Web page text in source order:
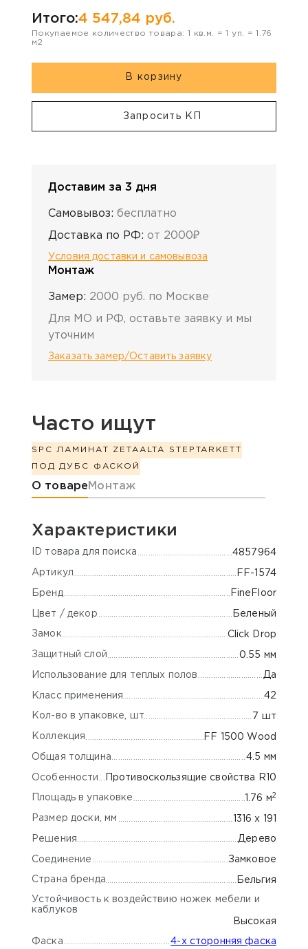
Итого:4 547,84 руб.
Покупаемое количество товара: 1 кв.м. =1 уп. =1.76
м2
В корзину
Запросить КП
Доставим за 3 дня
Самовывоз: бесплатно
Доставка по РФ: от 2000₽
Условия доставки и самовывоза
Монтаж
Замер: 2000 руб. по Москве
Для МО и РФ, оставьте заявку и мы
уточним
Заказать замер/Оставить заявку
Часто ищут
SPC ЛАМИНАТ ZETAALTA STEP TARKETT
ПОД ДУБ С ФАСКОЙ
Информация о товаре
О товаре Монтаж
Характеристики
ID товара для поиска 4857964
Артикул FF-1574
Бренд FineFloor
Цвет / декор Беленый
Замок Click Drop
Защитный слой 0.55 мм
Использование для теплых полов Да
Класс применения 42
Кол-во в упаковке, шт 7 шт
Коллекция FF 1500 Wood
Общая толщина 4.5 мм
Особенности Противоскользящие свойства R10
Площадь в упаковке 1.76 м2
Размер доски, мм 1316 х 191
Решения Дерево
Соединение Замковое
Страна бренда Бельгия
Устойчивость к воздействию ножек мебели и
каблуков
Высокая
Фаска 4-х сторонняя фаска